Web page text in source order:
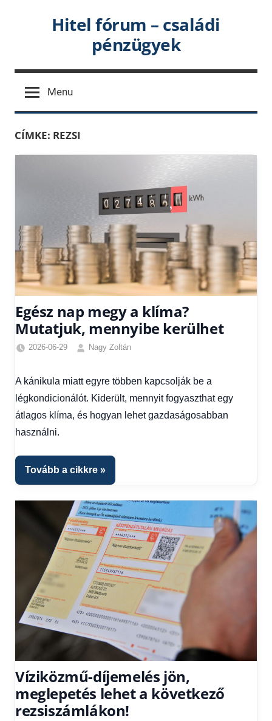
Hitel fórum – családi
pénzügyek
Menu
CÍMKE: REZSI
Egész nap megy a klíma?
Mutatjuk, mennyibe kerülhet
2026-06-29
Nagy Zoltán
Gazdaság ,
Hírek
A kánikula miatt egyre többen kapcsolják be a
légkondicionálót. Kiderült, mennyit fogyaszthat egy
átlagos klíma, és hogyan lehet gazdaságosabban
használni.
Tovább a cikkre
Víziközmű-díjemelés jön,
meglepetés lehet a következő
rezsiszámlákon!